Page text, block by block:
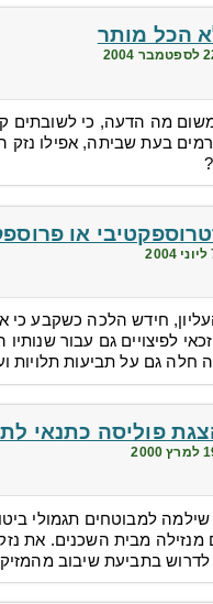
הכל מותר
2004
משום מה הדעה, כי לשובתים
בעת שביתה, אפילו נזק
או
חידש הלכה כשקבע כי
זכאי לפיצויים גם עבור
גם על תביעות תלויות
פוליסה כתנאי
2000
למבוטחים תגמולי
מנזילה מבית השכנים. את
בתביעת שיבוב